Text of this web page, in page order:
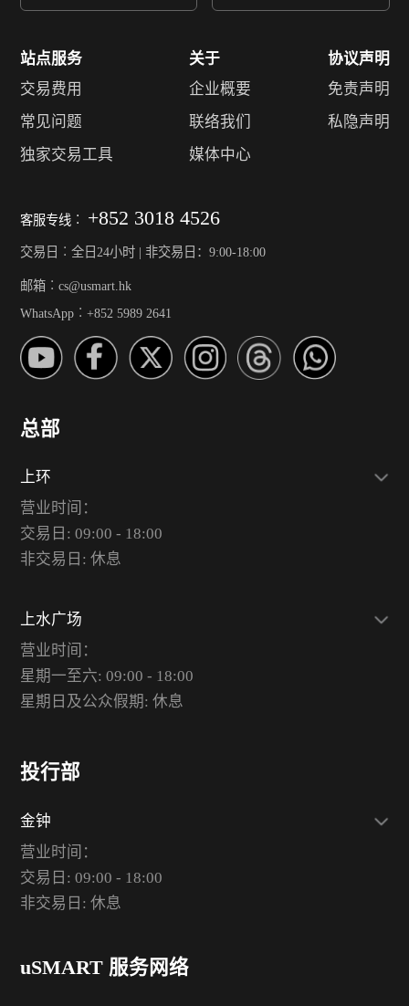
站点服务
交易费用
常见问题
独家交易工具
关于
企业概要
联络我们
媒体中心
协议声明
免责声明
私隐声明
客服专线︰ +852 3018 4526
交易日︰全日24小时 | 非交易日：9:00-18:00
邮箱︰cs@usmart.hk
WhatsApp︰+852 5989 2641
总部
上环
营业时间：
交易日: 09:00 - 18:00
非交易日: 休息
上水广场
营业时间：
星期一至六: 09:00 - 18:00
星期日及公众假期: 休息
投行部
金钟
营业时间：
交易日: 09:00 - 18:00
非交易日: 休息
uSMART 服务网络